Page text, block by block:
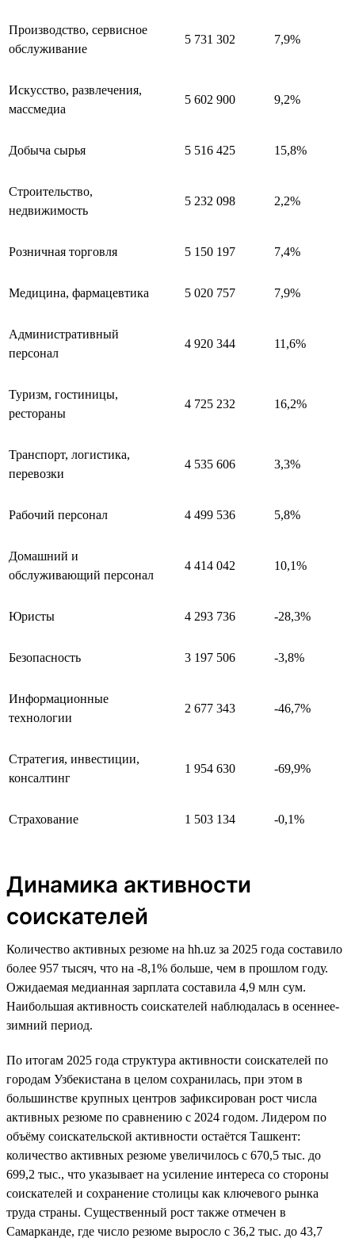
Производство, сервисное
обслуживание
5 731 302 7,9%
Искусство, развлечения,
массмедиа
5 602 900 9,2%
Добыча сырья 5 516 425 15,8%
Строительство,
недвижимость
5 232 098 2,2%
Розничная торговля 5 150 197 7,4%
Медицина, фармацевтика 5 020 757 7,9%
Административный
персонал
4 920 344 11,6%
Туризм, гостиницы,
рестораны
4 725 232 16,2%
Транспорт, логистика,
перевозки
4 535 606 3,3%
Рабочий персонал 4 499 536 5,8%
Домашний и
обслуживающий персонал
4 414 042 10,1%
Юристы 4 293 736 -28,3%
Безопасность 3 197 506 -3,8%
Информационные
технологии
2 677 343 -46,7%
Стратегия, инвестиции,
консалтинг
1 954 630 -69,9%
Страхование 1 503 134 -0,1%
Динамика активности
соискателей
Количество активных резюме на hh.uz за 2025 года составило
более 957 тысяч, что на -8,1% больше, чем в прошлом году.
Ожидаемая медианная зарплата составила 4,9 млн сум.
Наибольшая активность соискателей наблюдалась в осеннее-
зимний период.
По итогам 2025 года структура активности соискателей по
городам Узбекистана в целом сохранилась, при этом в
большинстве крупных центров зафиксирован рост числа
активных резюме по сравнению с 2024 годом. Лидером по
объёму соискательской активности остаётся Ташкент:
количество активных резюме увеличилось с 670,5 тыс. до
699,2 тыс., что указывает на усиление интереса со стороны
соискателей и сохранение столицы как ключевого рынка
труда страны. Существенный рост также отмечен в
Самарканде, где число резюме выросло с 36,2 тыс. до 43,7